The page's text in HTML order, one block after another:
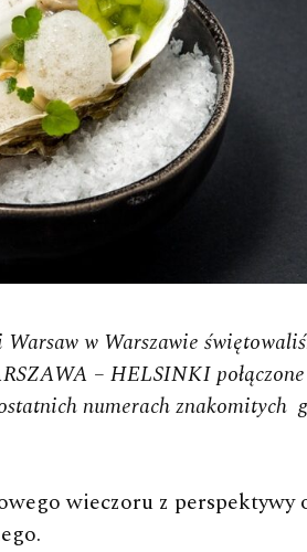
– HELSINKI
numerach znakomitych
wieczoru z